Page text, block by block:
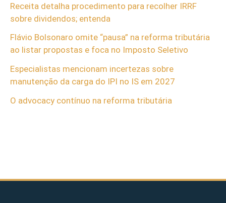
Receita detalha procedimento para recolher IRRF
sobre dividendos; entenda
Flávio Bolsonaro omite “pausa” na reforma tributária
ao listar propostas e foca no Imposto Seletivo
Especialistas mencionam incertezas sobre
manutenção da carga do IPI no IS em 2027
O advocacy contínuo na reforma tributária